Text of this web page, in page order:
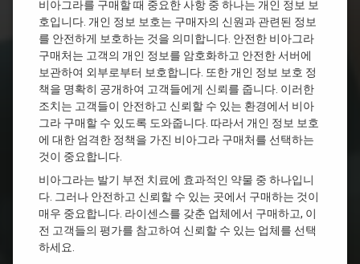
비아그라를 구매할 때 중요한 사항 중 하나는 개인 정보 보
호입니다. 개인 정보 보호는 구매자의 신원과 관련된 정보
를 안전하게 보호하는 것을 의미합니다. 안전한 비아그라
구매처는 고객의 개인 정보를 암호화하고 안전한 서버에
보관하여 외부로부터 보호합니다. 또한 개인 정보 보호 정
책을 명확히 공개하여 고객들에게 신뢰를 줍니다. 이러한
조치는 고객들이 안전하고 신뢰할 수 있는 환경에서 비아
그라 구매할 수 있도록 도와줍니다. 따라서 개인 정보 보호
에 대한 엄격한 정책을 가진 비아그라 구매처를 선택하는
것이 중요합니다.
비아그라는 발기 부전 치료에 효과적인 약물 중 하나입니
다. 그러나 안전하고 신뢰할 수 있는 곳에서 구매하는 것이
매우 중요합니다. 라이센스를 갖춘 업체에서 구매하고, 이
전 고객들의 평가를 참고하여 신뢰할 수 있는 업체를 선택
하세요.